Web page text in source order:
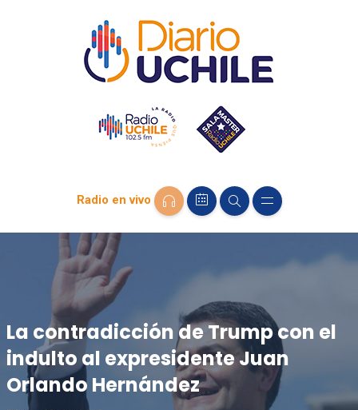
Radio en vivo
La contradicción de Trump con el
indulto al expresidente Juan
Orlando Hernández